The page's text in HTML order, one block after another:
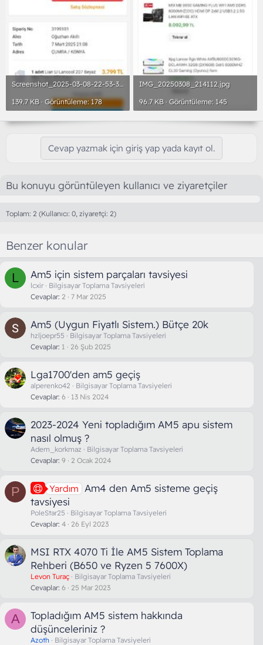
Screenshot_2025-03-08-22-53-36-282_com.android.chrome.jpg
139.7 KB · Görüntüleme: 178
IMG_20250308_214112.jpg
96.7 KB · Görüntüleme: 145
Cevap yazmak için giriş yap yada kayıt ol.
Bu konuyu görüntüleyen kullanıcı ve ziyaretçiler
Toplam: 2 (Kullanıcı: 0, ziyaretçi: 2)
Benzer konular
L Am5 için sistem parçaları tavsiyesi
lcxir
Bilgisayar Toplama Tavsiyeleri
Cevaplar 2 7 Mar 2025
Am5 (Uygun Fiyatlı Sistem.) Bütçe 20k
hzljoepr55
Bilgisayar Toplama Tavsiyeleri
Cevaplar 1 26 Şub 2025
Lga1700'den am5 geçiş
alperenko42
Bilgisayar Toplama Tavsiyeleri
Cevaplar 6 13 Nis 2024
2023-2024 Yeni topladığım AM5 apu sistem
nasıl olmuş ?
Adem_korkmaz
Bilgisayar Toplama Tavsiyeleri
Cevaplar 9 2 Ocak 2024
P Yardım
Am4 den Am5 sisteme geçiş
tavsiyesi
PoleStar25
Bilgisayar Toplama Tavsiyeleri
Cevaplar 4 26 Eyl 2023
MSI RTX 4070 Ti İle AM5 Sistem Toplama
Rehberi (B650 ve Ryzen 5 7600X)
Levon Turaç
Bilgisayar Toplama Tavsiyeleri
Cevaplar 6 25 Mar 2023
A
Topladığım AM5 sistem hakkında
düşünceleriniz ?
Azoth
Bilgisayar Toplama Tavsiyeleri